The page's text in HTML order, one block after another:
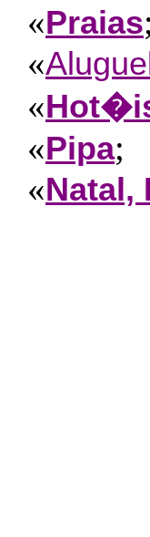
«Praias
«
«
«Pipa;
«Natal,